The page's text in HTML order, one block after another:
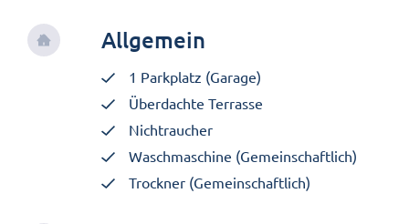
Allgemein
1 Parkplatz (Garage)
Überdachte Terrasse
Nichtraucher
Waschmaschine (Gemeinschaftlich)
Trockner (Gemeinschaftlich)